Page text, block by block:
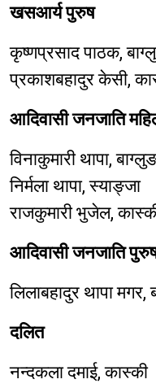
खसआर्य पुरुष
कृष्णप्रसाद पाठक,
प्रकाशबहादुर केसी,
आदिवासी जनजाति
विनाकुमारी थापा,
निर्मला थापा, स्याङ्जा
राजकुमारी भुजेल,
आदिवासी जनजाति
लिलाबहादुर थापा मगर,
दलित
नन्दकला दमाई, कास्की